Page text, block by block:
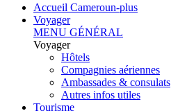
Accueil Cameroun-plus
Voyager
MENU GÉNÉRAL
Voyager
Hôtels
Compagnies aériennes
Ambassades & consulats
Autres infos utiles
Tourisme